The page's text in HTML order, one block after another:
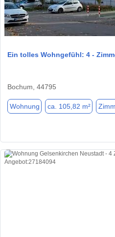
Ein tolles Wohngefühl: 4 -
Bochum, 44795
Wohnung ca. 105,82 m²